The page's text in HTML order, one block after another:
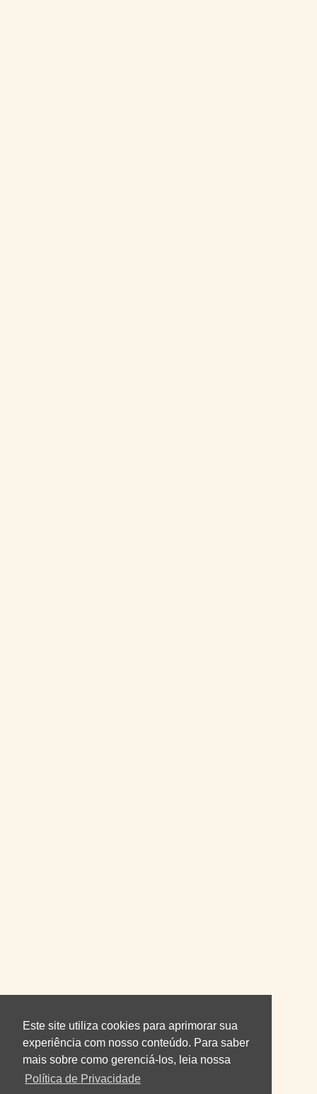
Este site utiliza cookies para aprimorar sua
experiência com nosso conteúdo. Para saber
mais sobre como gerenciá-los, leia nossa
Política de Privacidade